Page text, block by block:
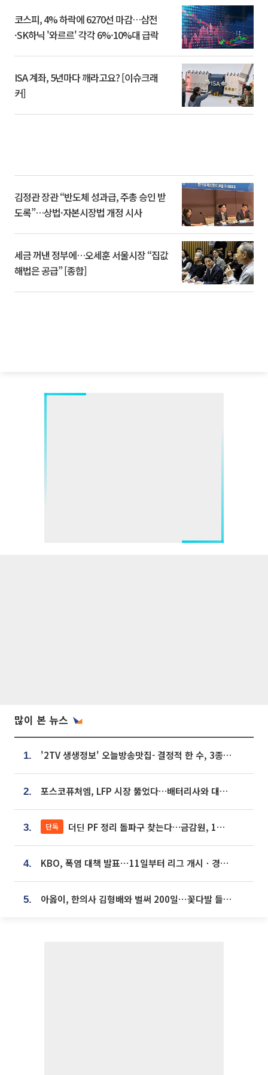
코스피, 4% 하락에 6270선 마감…삼전
·SK하닉 '와르르' 각각 6%·10%대 급락
ISA 계좌, 5년마다 깨라고요? [이슈크래
커]
김정관 장관 “반도체 성과급, 주총 승인 받
도록”…상법·자본시장법 개정 시사
세금 꺼낸 정부에…오세훈 서울시장 “집값
해법은 공급” [종합]
많이 본 뉴스
1. '2TV 생생정보' 오늘방송맛집- 결정적 한 수, 3종 메밀면! 메밀 소바 맛집 '의○○○○'
2. 포스코퓨처엠, LFP 시장 뚫었다…배터리사와 대규모 장기 공급 합의
3. 단독 더딘 PF 정리 돌파구 찾는다…금감원, 1년 반 만에 매각설명회 재개
4. KBO, 폭염 대책 발표⋯11일부터 리그 개시ㆍ경기 오후 7시 시작
5. 아옳이, 한의사 김형배와 벌써 200일⋯꽃다발 들고 "프러포즈 아냐"